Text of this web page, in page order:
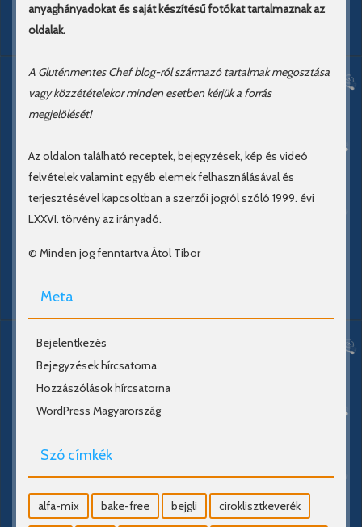
anyaghányadokat és saját készítésű fotókat tartalmaznak az
oldalak.
A Gluténmentes Chef blog-ról származó tartalmak megosztása
vagy közzétételekor minden esetben kérjük a forrás
megjelölését!
Az oldalon található receptek, bejegyzések, kép és videó
felvételek valamint egyéb elemek felhasználásával és
terjesztésével kapcsoltban a szerzői jogról szóló 1999. évi
LXXVI. törvény az irányadó.
© Minden jog fenntartva Átol Tibor
Meta
Bejelentkezés
Bejegyzések hírcsatorna
Hozzászólások hírcsatorna
WordPress Magyarország
Szó címkék
alfa-mix bake-free bejgli ciroklisztkeverék